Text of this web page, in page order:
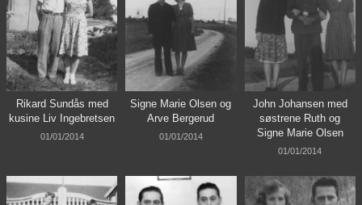
Rikard Sundås med
kusine Liv Ingebretsen
01/01/2014
Signe Marie Olsen og
Arve Bergerud
01/01/2014
John Johansen med
søstrene Ruth og
Signe Marie Olsen
01/01/2014